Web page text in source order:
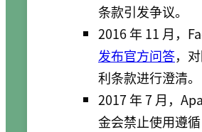
条款引发争议。
2016 年 11 月，
发布官方问答，
利条款进行澄清。
2017 年 7 月，
金会禁止使用遵